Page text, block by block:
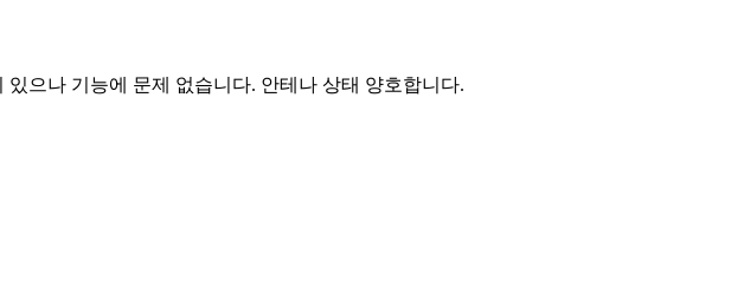
으나 기능에 문제 없습니다. 안테나 상태 양호합니다.